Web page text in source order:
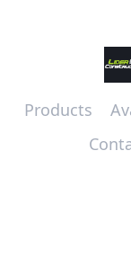
Products